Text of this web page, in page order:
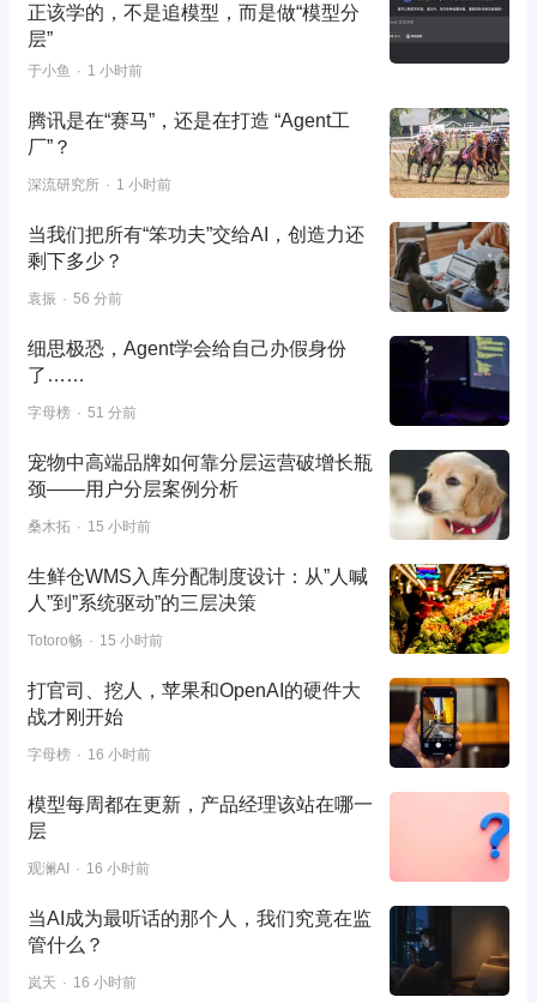
正该学的，不是追模型，而是做“模型分
层”
于小鱼 1 小时前
腾讯是在“赛马”，还是在打造 “Agent工
厂”？
深流研究所 1 小时前
当我们把所有“笨功夫”交给AI，创造力还
剩下多少？
袁振 56 分前
细思极恐，Agent学会给自己办假身份
了……
字母榜 51 分前
宠物中高端品牌如何靠分层运营破增长瓶
颈——用户分层案例分析
桑木拓 15 小时前
生鲜仓WMS入库分配制度设计：从”人喊
人”到”系统驱动”的三层决策
Totoro畅 15 小时前
打官司、挖人，苹果和OpenAI的硬件大
战才刚开始
字母榜 16 小时前
模型每周都在更新，产品经理该站在哪一
层
观澜AI 16 小时前
当AI成为最听话的那个人，我们究竟在监
管什么？
岚天 16 小时前